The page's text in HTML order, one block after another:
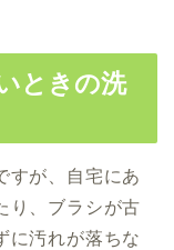
ときの洗
すが、自宅にあ
り、ブラシが古
に汚れが落ちな